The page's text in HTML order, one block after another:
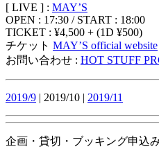
[ LIVE ] : MAY’S
OPEN : 17:30 / START : 18:00
TICKET : ¥4,500 + (1D ¥500)
チケット MAY’S official website
お問い合わせ : HOT STUFF
2019/9 | 2019/10 | 2019/11
企画・貸切・ブッキング申込